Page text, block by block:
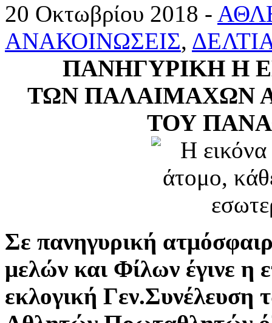
20 Οκτωβρίου 2018 -
ΑΝΑΚΟΙΝΩΣΕΙΣ,
ΠΑΝHΓΥΡΙΚΗ Η
ΤΩΝ ΠΑΛΑΙΜΑΧΩΝ
ΤΟΥ
Σε πανηγυρική
μελών και Φίλων έγινε η
εκλογική Γεν.Συνέλευση